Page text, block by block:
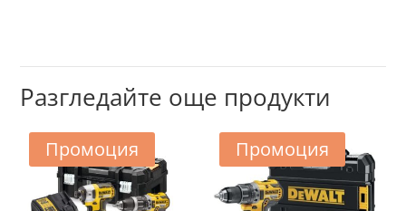
Разгледайте още продукти
Промоция Промоция